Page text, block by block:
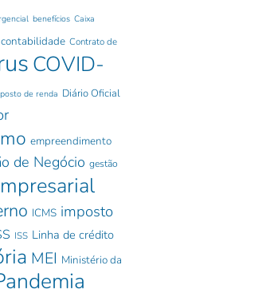
benefícios Caixa
contabilidade Contrato de
COVID-
de renda Diário Oficial
empreendimento
de Negócio gestão
ICMS imposto
ISS Linha de crédito
MEI Ministério da